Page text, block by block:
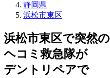
静岡県
浜松市東区
浜松市東区で突然の
ヘコミ救急隊が
デントリペアで